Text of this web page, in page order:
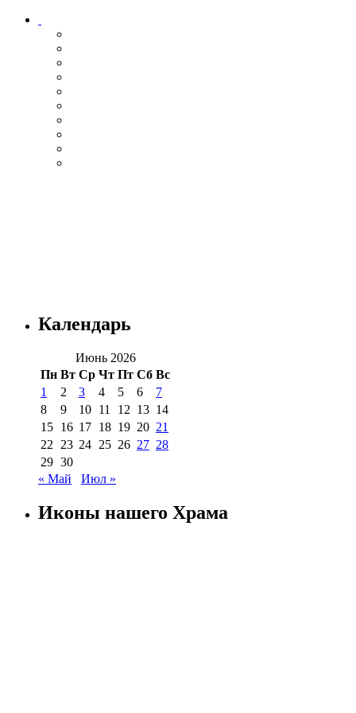
Календарь
Июнь 2026
Пн Вт Ср Чт Пт Сб Вс
1
2 3 4 5 6
7
8
9 10 11 12 13 14
15 16 17 18 19 20 21
22
23 24 25 26 27 28
29 30
« Май
Июл »
Иконы нашего Храма